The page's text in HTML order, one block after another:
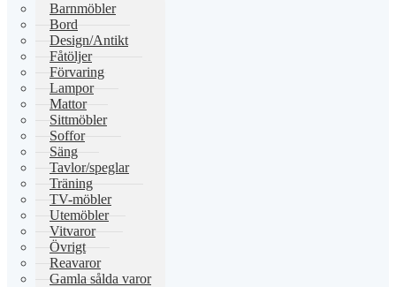
Barnmöbler
Bord
Design/Antikt
Fåtöljer
Förvaring
Lampor
Mattor
Sittmöbler
Soffor
Säng
Tavlor/speglar
Träning
TV-möbler
Utemöbler
Vitvaror
Övrigt
Reavaror
Gamla sålda varor